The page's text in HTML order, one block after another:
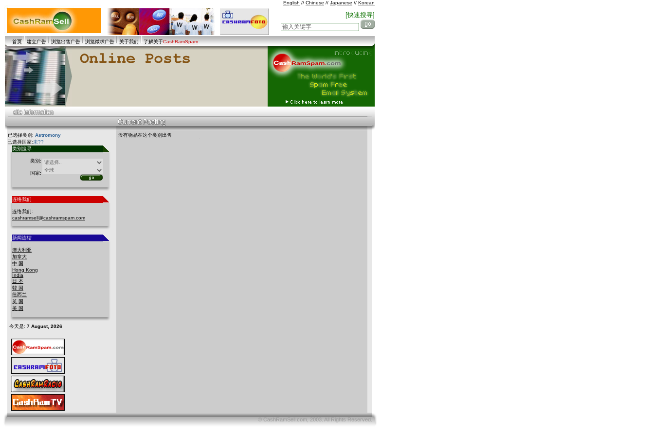
English // Chinese // Japanese // Korean
[快速搜寻]
首页 建立广告 浏览出售广告 浏览徵求广告 关于我们 了解关于CashRamSpam
已选择类别: Astromony
已选择国家:未??
类别搜寻
类别:
国家:
连络我们
连络我们:
cashramsell@cashramspam.com
新闻连结
澳大利亚
加拿大
中 国
Hong Kong
India
日 本
韓 国
纽西兰
英 国
美 国
今天是: 7 August, 2026
没有物品在这个类别出售
© CashRamSell.com, 2003. All Rights Reserved.